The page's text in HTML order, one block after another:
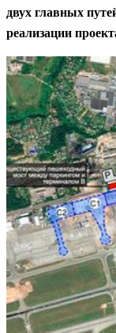
двух главных
реализации